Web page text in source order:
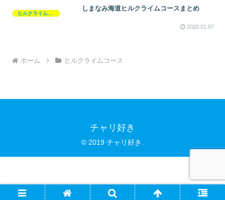
しまなみ海道ヒルクライムコースまとめ
2020.01.07
ホーム ヒルクライムコース
チャリ好き
© 2019 チャリ好き.